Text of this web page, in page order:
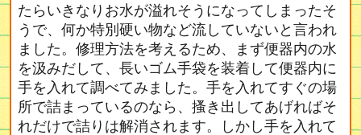
たらいきなりお水が溢れそうになってしまったそ
うで、何か特別硬い物など流していないと言われ
ました。修理方法を考えるため、まず便器内の水
を汲みだして、長いゴム手袋を装着して便器内に
手を入れて調べてみました。手を入れてすぐの場
所で詰まっているのなら、搔き出してあげればそ
れだけで詰りは解消されます。しかし手を入れて